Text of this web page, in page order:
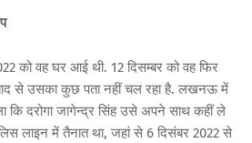
को वह घर आई थी. 12 दिसम्बर को वह फिर
से उसका कुछ पता नहीं चल रहा है. लखनऊ में
कि दरोगा जागेन्द्र सिंह उसे अपने साथ कहीं ले
लाइन में तैनात था, जहां से 6 दिसंबर 2022 से